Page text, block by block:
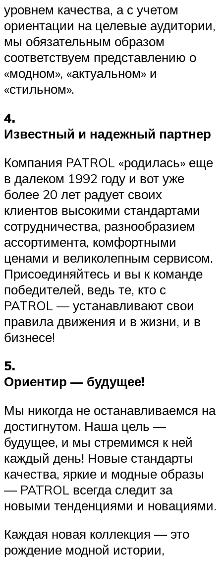
уровнем качества, а с учетом
ориентации на целевые аудитории,
мы обязательным образом
соответствуем представлению о
«модном», «актуальном» и
«стильном».
4.
Известный и надежный партнер
Компания PATROL «родилась» еще
в далеком 1992 году и вот уже
более 20 лет радует своих
клиентов высокими стандартами
сотрудничества, разнообразием
ассортимента, комфортными
ценами и великолепным сервисом.
Присоединяйтесь и вы к команде
победителей, ведь те, кто с
PATROL — устанавливают свои
правила движения и в жизни, и в
бизнесе!
5.
Ориентир — будущее!
Мы никогда не останавливаемся на
достигнутом. Наша цель —
будущее, и мы стремимся к ней
каждый день! Новые стандарты
качества, яркие и модные образы
— PATROL всегда следит за
новыми тенденциями и новациями.
Каждая новая коллекция — это
рождение модной истории,